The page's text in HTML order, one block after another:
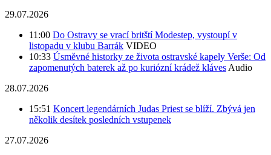
29.07.2026
11:00 Do Ostravy se vrací britští Modestep, vystoupí v
listopadu v klubu Barrák VIDEO
10:33 Úsměvné historky ze života ostravské kapely Verše: Od
zapomenutých baterek až po kuriózní krádež kláves Audio
28.07.2026
15:51 Koncert legendárních Judas Priest se blíží. Zbývá jen
několik desítek posledních vstupenek
27.07.2026